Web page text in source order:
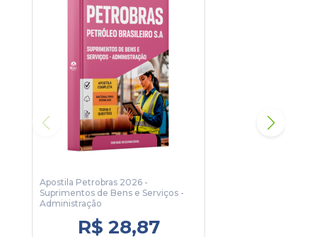
Matérias do caderno:
Língua Portuguesa
Matemática
Conhecimentos Específicos - Bloco I
Conhecimentos Específicos - Bloco II
Conhecimentos Específicos - Bloco III
Apostila Petrobras 2026 -
Suprimentos de Bens e Serviços -
Administração
R$ 28,87